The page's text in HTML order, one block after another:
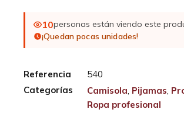
10personas están viendo este
¡Quedan pocas unidades!
Referencia
540
Categorías
Camisola Pijamas
Ropa profesional